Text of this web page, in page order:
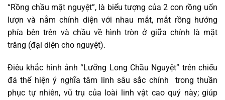
“Rồng chầu mặt nguyệt”, là biểu tượng của 2 con rồng uốn
lượn và nằm chính diện với nhau mắt, mắt rồng hướng
phía bên trên và chầu về hình tròn ở giữa chính là mặt
trăng (đại diện cho nguyệt).
Điêu khắc hình ảnh “Lưỡng Long Chầu Nguyệt” trên chiếu
đá thể hiện ý nghĩa tâm linh sâu sắc chính trong thuần
phục tự nhiên, vũ trụ của loài linh vật cao quý này; giúp